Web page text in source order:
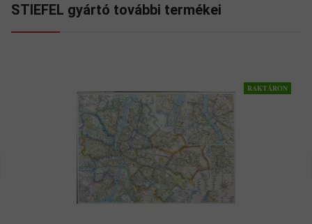
STIEFEL gyártó további termékei
RAKTÁRON